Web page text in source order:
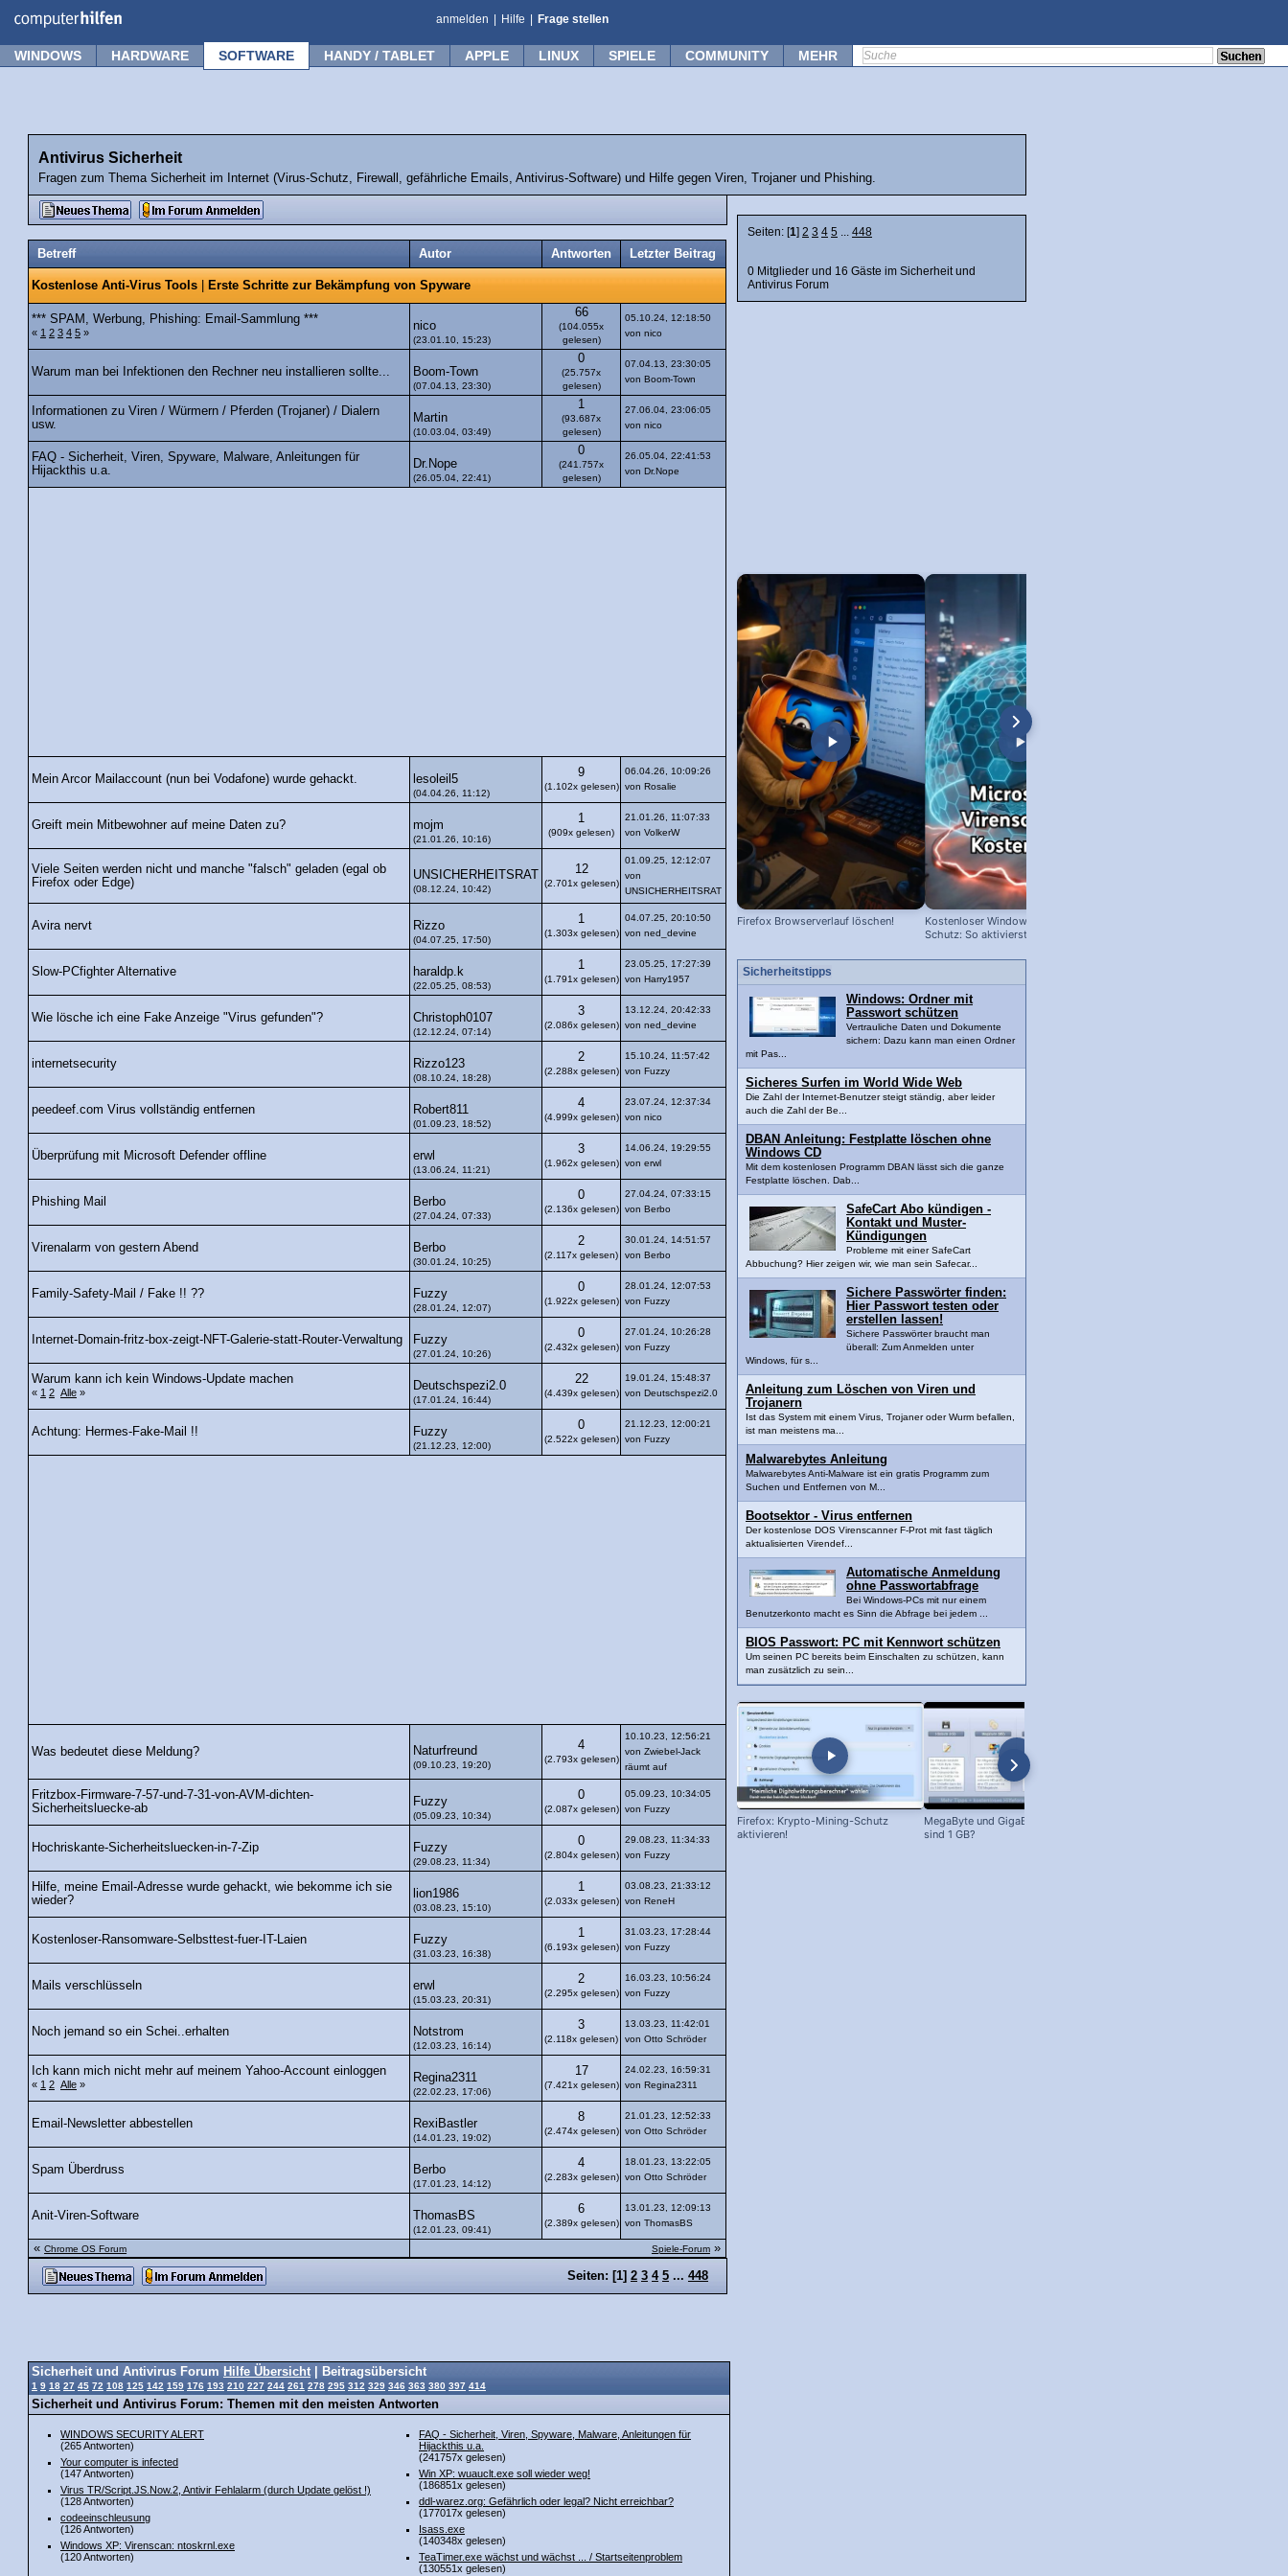
anmelden Hilfe Frage stellen
WINDOWS HARDWARE SOFTWARE HANDY / TABLET APPLE LINUX SPIELE COMMUNITY MEHR
Antivirus Sicherheit
Fragen zum Thema Sicherheit im Internet (Virus-Schutz, Firewall, gefährliche Emails, Antivirus-Software) und Hilfe gegen Viren, Trojaner und Phishing.
Betreff Autor Antworten Letzter Beitrag
Kostenlose Anti-Virus Tools Erste Schritte zur Bekämpfung von Spyware
*** SPAM, Werbung, Phishing: Email-Sammlung ***
« 1 2 3 4 5 »
nico
(23.01.10, 15:23)
66
(104.055x
gelesen)
05.10.24, 12:18:50
von nico
Warum man bei Infektionen den Rechner neu installieren sollte... Boom-Town
(07.04.13, 23:30)
0
(25.757x
gelesen)
07.04.13, 23:30:05
von Boom-Town
Informationen zu Viren / Würmern / Pferden (Trojaner) / Dialern
usw.
Martin
(10.03.04, 03:49)
1
(93.687x
gelesen)
27.06.04, 23:06:05
von nico
FAQ - Sicherheit, Viren, Spyware, Malware, Anleitungen für
Hijackthis u.a.
Dr.Nope
(26.05.04, 22:41)
0
(241.757x
gelesen)
26.05.04, 22:41:53
von Dr.Nope
Mein Arcor Mailaccount (nun bei Vodafone) wurde gehackt. lesoleil5
(04.04.26, 11:12)
9
(1.102x gelesen)
06.04.26, 10:09:26
von Rosalie
Greift mein Mitbewohner auf meine Daten zu? mojm
(21.01.26, 10:16)
1
(909x gelesen)
21.01.26, 11:07:33
von VolkerW
Viele Seiten werden nicht und manche "falsch" geladen (egal ob
Firefox oder Edge)
UNSICHERHEITSRAT
(08.12.24, 10:42)
12
(2.701x gelesen)
01.09.25, 12:12:07
von
UNSICHERHEITSRAT
Avira nervt Rizzo
(04.07.25, 17:50)
1
(1.303x gelesen)
04.07.25, 20:10:50
von ned_devine
Slow-PCfighter Alternative haraldp.k
(22.05.25, 08:53)
1
(1.791x gelesen)
23.05.25, 17:27:39
von Harry1957
Wie lösche ich eine Fake Anzeige "Virus gefunden"? Christoph0107
(12.12.24, 07:14)
3
(2.086x gelesen)
13.12.24, 20:42:33
von ned_devine
internetsecurity Rizzo123
(08.10.24, 18:28)
2
(2.288x gelesen)
15.10.24, 11:57:42
von Fuzzy
peedeef.com Virus vollständig entfernen Robert811
(01.09.23, 18:52)
4
(4.999x gelesen)
23.07.24, 12:37:34
von nico
Überprüfung mit Microsoft Defender offline erwl
(13.06.24, 11:21)
3
(1.962x gelesen)
14.06.24, 19:29:55
von erwl
Phishing Mail Berbo
(27.04.24, 07:33)
0
(2.136x gelesen)
27.04.24, 07:33:15
von Berbo
Virenalarm von gestern Abend Berbo
(30.01.24, 10:25)
2
(2.117x gelesen)
30.01.24, 14:51:57
von Berbo
Family-Safety-Mail / Fake !! ?? Fuzzy
(28.01.24, 12:07)
0
(1.922x gelesen)
28.01.24, 12:07:53
von Fuzzy
Internet-Domain-fritz-box-zeigt-NFT-Galerie-statt-Router-Verwaltung Fuzzy
(27.01.24, 10:26)
0
(2.432x gelesen)
27.01.24, 10:26:28
von Fuzzy
Warum kann ich kein Windows-Update machen
« 1 2 Alle »
Deutschspezi2.0
(17.01.24, 16:44)
22
(4.439x gelesen)
19.01.24, 15:48:37
von Deutschspezi2.0
Achtung: Hermes-Fake-Mail !! Fuzzy
(21.12.23, 12:00)
0
(2.522x gelesen)
21.12.23, 12:00:21
von Fuzzy
Was bedeutet diese Meldung? Naturfreund
(09.10.23, 19:20)
4
(2.793x gelesen)
10.10.23, 12:56:21
von Zwiebel-Jack
räumt auf
Fritzbox-Firmware-7-57-und-7-31-von-AVM-dichten-
Sicherheitsluecke-ab
Fuzzy
(05.09.23, 10:34)
0
(2.087x gelesen)
05.09.23, 10:34:05
von Fuzzy
Hochriskante-Sicherheitsluecken-in-7-Zip Fuzzy
(29.08.23, 11:34)
0
(2.804x gelesen)
29.08.23, 11:34:33
von Fuzzy
Hilfe, meine Email-Adresse wurde gehackt, wie bekomme ich sie
wieder?
lion1986
(03.08.23, 15:10)
1
(2.033x gelesen)
03.08.23, 21:33:12
von ReneH
Kostenloser-Ransomware-Selbsttest-fuer-IT-Laien Fuzzy
(31.03.23, 16:38)
1
(6.193x gelesen)
31.03.23, 17:28:44
von Fuzzy
Mails verschlüsseln erwl
(15.03.23, 20:31)
2
(2.295x gelesen)
16.03.23, 10:56:24
von Fuzzy
Noch jemand so ein Schei..erhalten Notstrom
(12.03.23, 16:14)
3
(2.118x gelesen)
13.03.23, 11:42:01
von Otto Schröder
Ich kann mich nicht mehr auf meinem Yahoo-Account einloggen
« 1 2 Alle »
Regina2311
(22.02.23, 17:06)
17
(7.421x gelesen)
24.02.23, 16:59:31
von Regina2311
Email-Newsletter abbestellen RexiBastler
(14.01.23, 19:02)
8
(2.474x gelesen)
21.01.23, 12:52:33
von Otto Schröder
Spam Überdruss Berbo
(17.01.23, 14:12)
4
(2.283x gelesen)
18.01.23, 13:22:05
von Otto Schröder
Anit-Viren-Software ThomasBS
(12.01.23, 09:41)
6
(2.389x gelesen)
13.01.23, 12:09:13
von ThomasBS
«Chrome OS Forum Spiele-Forum»
Seiten: [1] 2 3 4 5 ... 448
0 Mitglieder und 16 Gäste im Sicherheit und
Antivirus Forum
Firefox Browserverlauf löschen!
Kostenloser Windows Anti-Viren-
Schutz: So aktivierst du ihn!
Sicherheitstipps
Windows: Ordner mit
Passwort schützen
Vertrauliche Daten und Dokumente
sichern: Dazu kann man einen Ordner
mit Pas...
Sicheres Surfen im World Wide Web
Die Zahl der Internet-Benutzer steigt ständig, aber leider
auch die Zahl der Be...
DBAN Anleitung: Festplatte löschen ohne
Windows CD
Mit dem kostenlosen Programm DBAN lässt sich die ganze
Festplatte löschen. Dab...
SafeCart Abo kündigen -
Kontakt und Muster-
Kündigungen
Probleme mit einer SafeCart
Abbuchung? Hier zeigen wir, wie man sein Safecar...
Sichere Passwörter finden:
Hier Passwort testen oder
erstellen lassen!
Sichere Passwörter braucht man
überall: Zum Anmelden unter
Windows, für s...
Anleitung zum Löschen von Viren und
Trojanern
Ist das System mit einem Virus, Trojaner oder Wurm befallen,
ist man meistens ma...
Malwarebytes Anleitung
Malwarebytes Anti-Malware ist ein gratis Programm zum
Suchen und Entfernen von M...
Bootsektor - Virus entfernen
Der kostenlose DOS Virenscanner F-Prot mit fast täglich
aktualisierten Virendef...
Automatische Anmeldung
ohne Passwortabfrage
Bei Windows-PCs mit nur einem
Benutzerkonto macht es Sinn die Abfrage bei jedem ...
BIOS Passwort: PC mit Kennwort schützen
Um seinen PC bereits beim Einschalten zu schützen, kann
man zusätzlich zu sein...
Firefox: Krypto-Mining-Schutz
aktivieren!
MegaByte und GigaByte: Wie viel MB
sind 1 GB?
Seiten: [1] 2 3 4 5 ... 448
Sicherheit und Antivirus Forum Hilfe Übersicht | Beitragsübersicht
1 9 18 27 45 72 108 125 142 159 176 193 210 227 244 261 278 295 312 329 346 363 380 397 414
Sicherheit und Antivirus Forum: Themen mit den meisten Antworten
WINDOWS SECURITY ALERT
(265 Antworten)
Your computer is infected
(147 Antworten)
Virus TR/Script.JS.Now.2, Antivir Fehlalarm (durch Update gelöst !)
(128 Antworten)
codeeinschleusung
(126 Antworten)
Windows XP: Virenscan: ntoskrnl.exe
(120 Antworten)
FAQ - Sicherheit, Viren, Spyware, Malware, Anleitungen für
Hijackthis u.a.
(241757x gelesen)
Win XP: wuauclt.exe soll wieder weg!
(186851x gelesen)
ddl-warez.org: Gefährlich oder legal? Nicht erreichbar?
(177017x gelesen)
Isass.exe
(140348x gelesen)
TeaTimer.exe wächst und wächst ... / Startseitenproblem
(130551x gelesen)